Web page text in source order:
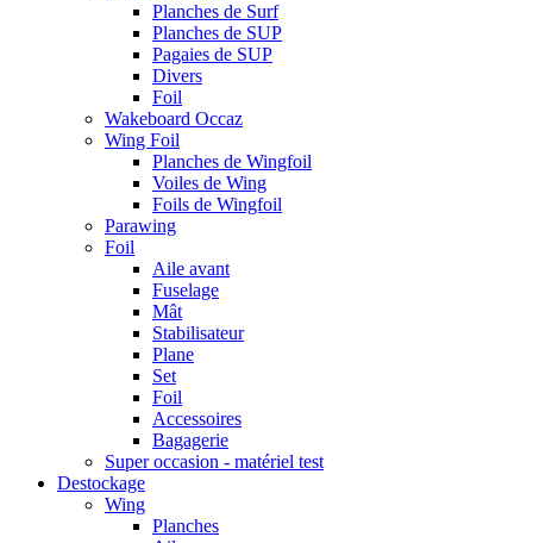
Planches de Surf
Planches de SUP
Pagaies de SUP
Divers
Foil
Wakeboard Occaz
Wing Foil
Planches de Wingfoil
Voiles de Wing
Foils de Wingfoil
Parawing
Foil
Aile avant
Fuselage
Mât
Stabilisateur
Plane
Set
Foil
Accessoires
Bagagerie
Super occasion - matériel test
Destockage
Wing
Planches